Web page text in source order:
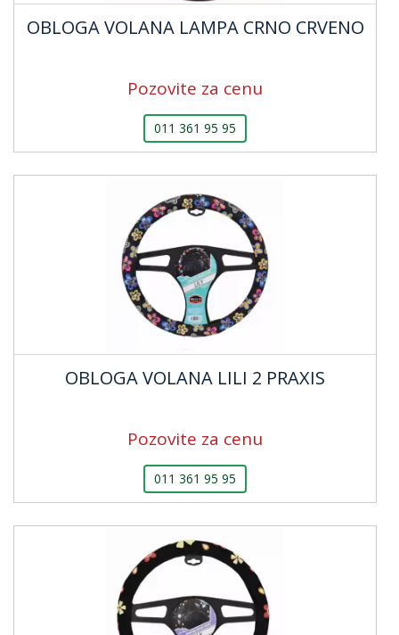
OBLOGA VOLANA LAMPA CRNO CRVENO
Pozovite za cenu
011 361 95 95
OBLOGA VOLANA LILI 2 PRAXIS
Pozovite za cenu
011 361 95 95